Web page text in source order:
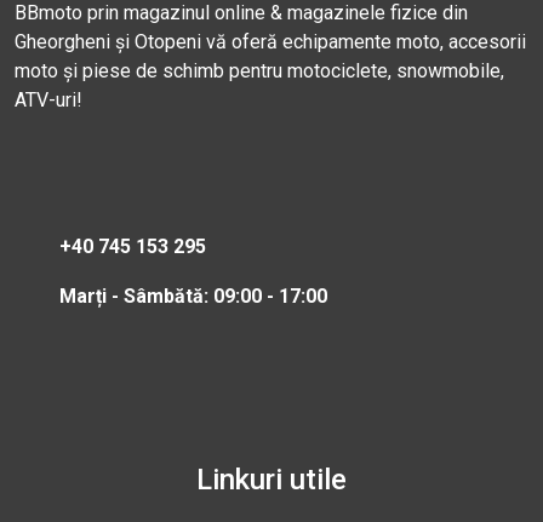
BBmoto prin magazinul online & magazinele fizice din
Gheorgheni și Otopeni vă oferă echipamente moto, accesorii
moto și piese de schimb pentru motociclete, snowmobile,
ATV-uri!
+40 745 153 295
Marți - Sâmbătă: 09:00 - 17:00
Linkuri utile